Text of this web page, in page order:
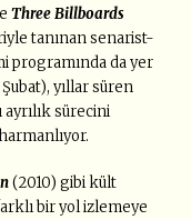
Three Billboards
tanınan senarist-
programında da yer
yıllar süren
ayrılık sürecini
(2010) gibi kült
bir yol izlemeye